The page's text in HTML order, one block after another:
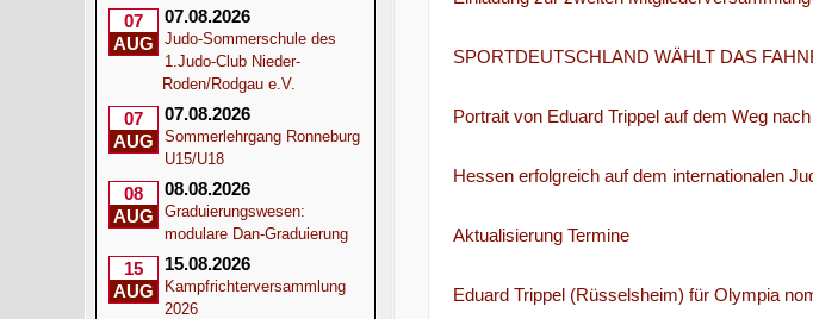
07
AUG
07.08.2026
Judo-Sommerschule des
1.Judo-Club Nieder-
Roden/Rodgau e.V.
07
AUG
07.08.2026
Sommerlehrgang Ronneburg
U15/U18
08
AUG
08.08.2026
Graduierungswesen:
modulare Dan-Graduierung
15
AUG
15.08.2026
Kampfrichterversammlung
2026
SPORTDEUTSCHLAND WÄHLT DAS
Portrait von Eduard Trippel auf dem Weg
Hessen erfolgreich auf dem internationalen
Aktualisierung Termine
Eduard Trippel (Rüsselsheim) für Olympia